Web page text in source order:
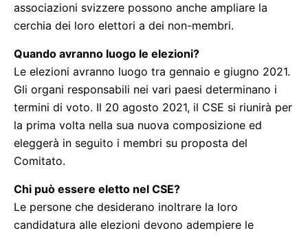
associazioni svizzere possono anche ampliare la
cerchia dei loro elettori a dei non-membri.
Quando avranno luogo le elezioni?
Le elezioni avranno luogo tra gennaio e giugno 2021.
Gli organi responsabili nei vari paesi determinano i
termini di voto. Il 20 agosto 2021, il CSE si riunirà per
la prima volta nella sua nuova composizione ed
eleggerà in seguito i membri su proposta del
Comitato.
Chi può essere eletto nel CSE?
Le persone che desiderano inoltrare la loro
candidatura alle elezioni devono adempiere le